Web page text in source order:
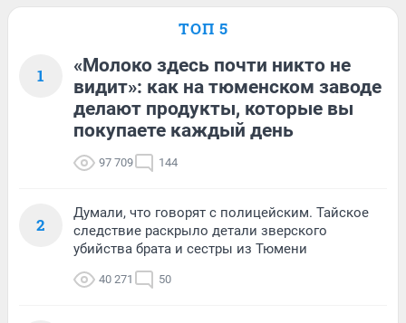
ТОП 5
1
«Молоко здесь почти никто не
видит»: как на тюменском заводе
делают продукты, которые вы
покупаете каждый день
97 709 144
2
Думали, что говорят с полицейским. Тайское
следствие раскрыло детали зверского
убийства брата и сестры из Тюмени
40 271 50